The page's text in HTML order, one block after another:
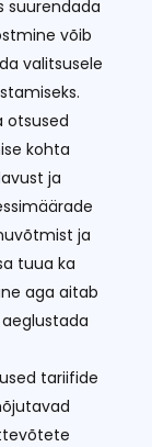
suurendada
võib
valitsusele
otsused
kohta
ja
ja
tuua ka
aga aitab
tariifide